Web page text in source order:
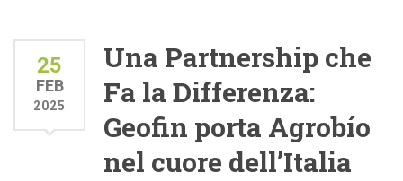
25
FEB
2025
Una Partnership che
Fa la Differenza:
Geofin porta Agrobío
nel cuore dell’Italia